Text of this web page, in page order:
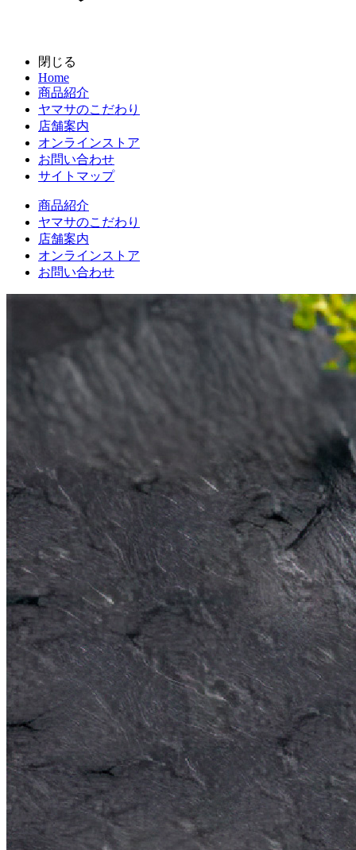
閉じる
Home
商品紹介
ヤマサのこだわり
店舗案内
オンラインストア
お問い合わせ
サイトマップ
商品紹介
ヤマサのこだわり
店舗案内
オンラインストア
お問い合わせ